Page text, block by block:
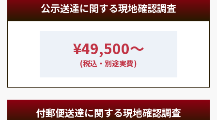
公示送達に関する現地確認調査
¥49,500〜
(税込・別途実費)
付郵便送達に関する現地確認調査